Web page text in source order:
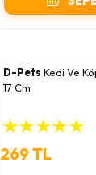
D-Pets Kedi Ve
17 Cm
★★★★★
269 TL